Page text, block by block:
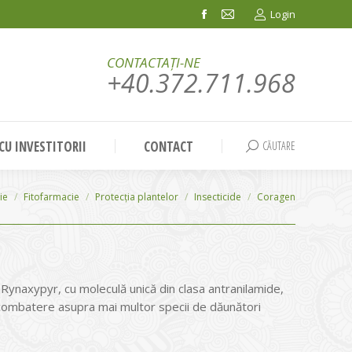
Facebook
in
window
Mail
in
window
Login
CONTACTAȚI-NE
+40.372.711.968
INVESTITORII CONTACT Search:
CĂUTARE
Fitofarmacie Protecția plantelor Insecticide Coragen
cu moleculă unică din clasa antranilamide,
asupra mai multor specii de dăunători